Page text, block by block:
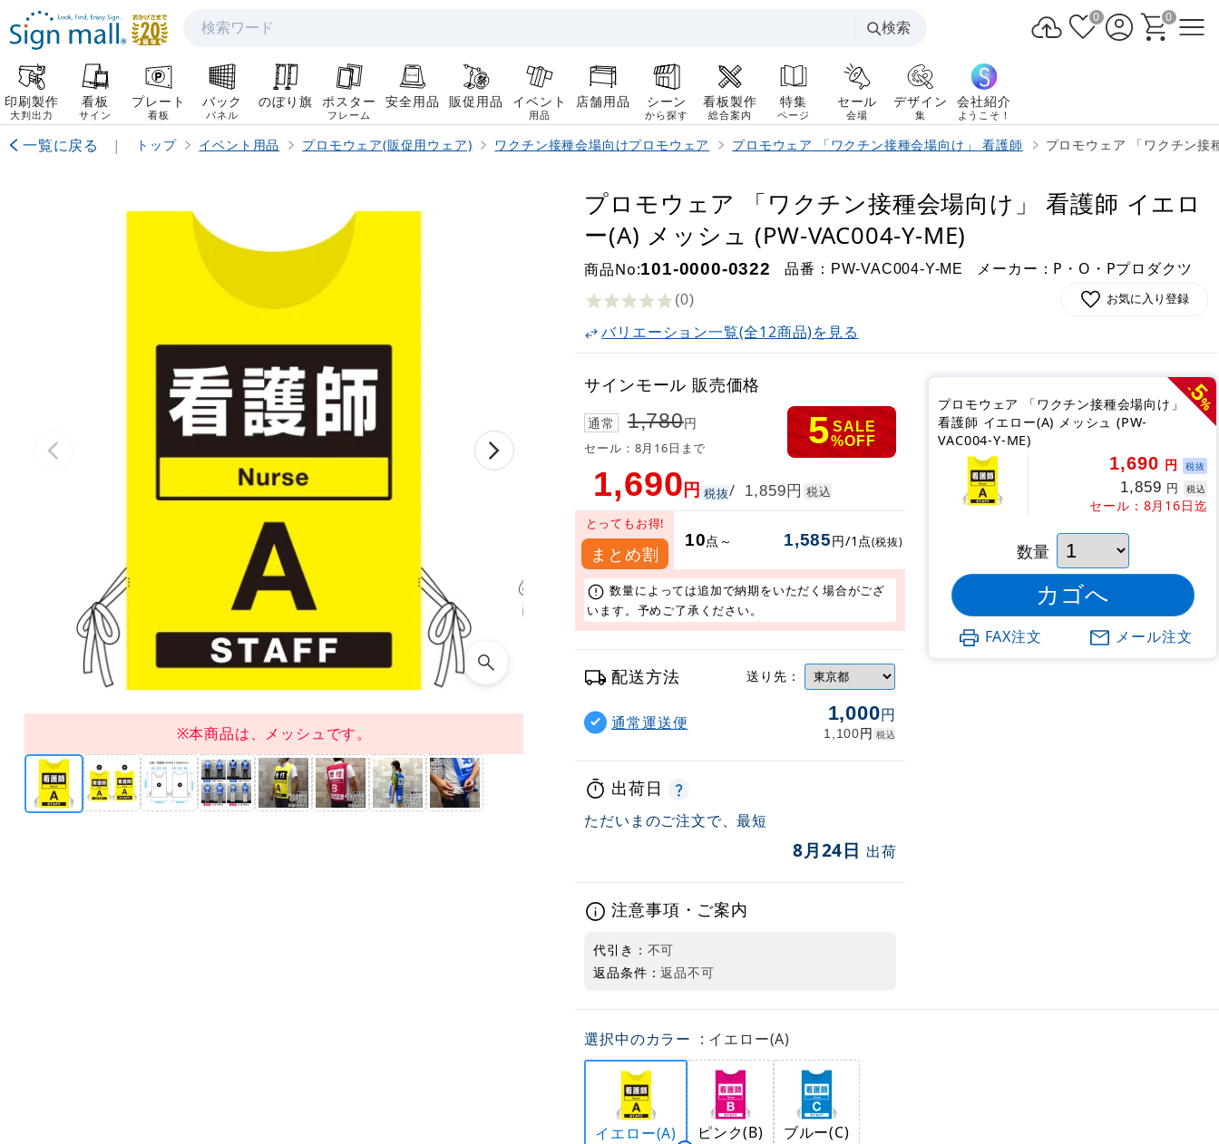
検索
検索
0 0
印刷製作
大判出力
看板
サイン
プレート
看板
バック
パネル
のぼり旗 ポスター
フレーム
安全用品 販促用品 イベント
用品
店舗用品 シーン
から探す
看板製作
総合案内
特集
ページ
セール
会場
デザイン
集
会社紹介
ようこそ！
一覧に戻る | トップ イベント用品 プロモウェア(販促用ウェア) ワクチン接種会場向けプロモウェア プロモウェア 「ワクチン接種会場向け」 看護師 プロモウェア 「ワクチン接
※本商品は、メッシュです。
プロモウェア 「ワクチン接種会場向け」 看護師 イエロ
ー(A) メッシュ (PW-VAC004-Y-ME)
商品No:101-0000-0322 品番： PW-VAC004-Y-ME メーカー：P・O・Pプロダクツ
(0) お気に入り登録
バリエーション一覧(全12商品)を見る
サインモール 販売価格
通常 1,780円
セール：8月16日まで 5SALE
%OFF
1,690円 税抜/ 1,859円 税込
とってもお得!
まとめ割
10点～ 1,585円/1点(税抜)
数量によっては追加で納期をいただく場合がござ
います。予めご了承ください。
配送方法 送り先：
通常運送便 1,000円
1,100円 税込
出荷日
ただいまのご注文で、最短
8月24日 出荷
注意事項・ご案内
代引き： 不可
返品条件：返品不可
-
5
%
プロモウェア 「ワクチン接種会場向け」
看護師 イエロー(A) メッシュ (PW-
VAC004-Y-ME)
1,690 円 税抜
1,859 円 税込
セール：8月16日迄
数量
FAX注文 メール注文
選択中のカラー : イエロー(A)
イエロー(A) ピンク(B) ブルー(C)